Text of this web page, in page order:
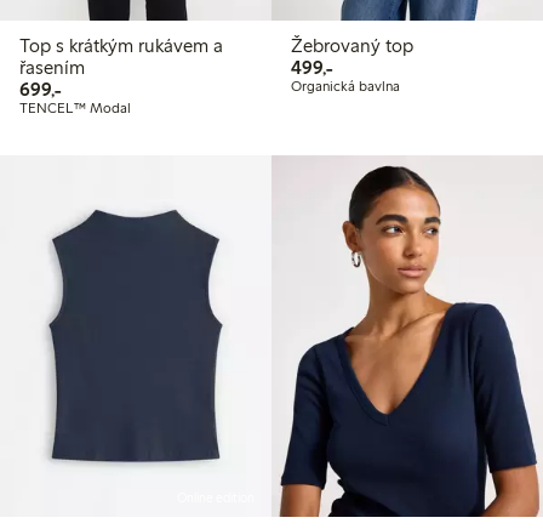
Top s krátkým rukávem a
řasením
699,-699,00 Kč
TENCEL™ Modal
Žebrovaný top
499,-499,00 Kč
Organická bavlna